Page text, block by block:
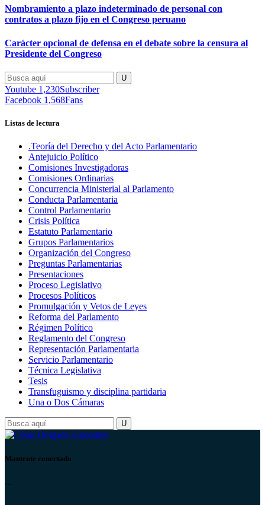
Nombramiento a plazo indeterminado de personal con
contratos a plazo fijo en el Congreso peruano
Carácter opcional de defensa en el debate sobre la censura al
Presidente del Congreso
Youtube 1,230Subscriber
Facebook 1,568Fans
Listas de lectura
.Teoría del Derecho y del Acto Parlamentario
Antejuicio Político
Comisiones Investigadoras
Comisiones Ordinarias
Concurrencia Ministerial al Parlamento
Conducta Parlamentaria
Control Parlamentario
Crisis Política
Estatuto Parlamentario
Grupos Parlamentarios
Organización del Congreso
Preguntas Parlamentarias
Presentaciones
Proceso Legislativo
Procesos Políticos
Promulgación y Vetos de Leyes
Reforma del Parlamento
Régimen Político
Reglamento del Congreso
Representación Parlamentaria
Servicio Parlamentario
Técnica Legislativa
Tesis
Transfuguismo y disciplina partidaria
Una o Dos Cámaras
Mantente conectado
...